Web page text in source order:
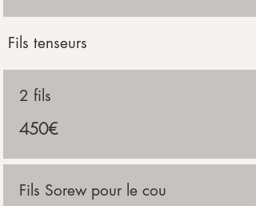
Fils tenseurs
2 fils
450€
Fils Sorew pour le cou